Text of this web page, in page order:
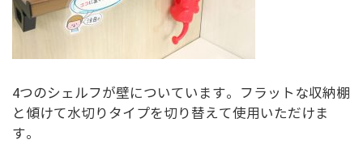
4つのシェルフが壁についています。フラットな収納棚
と傾けて水切りタイプを切り替えて使用いただけま
す。